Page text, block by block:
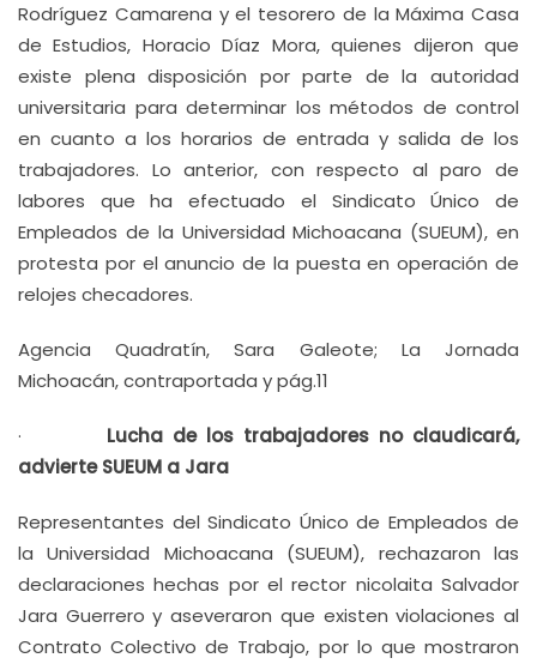
Rodríguez Camarena y el tesorero de la Máxima Casa
de Estudios, Horacio Díaz Mora, quienes dijeron que
existe plena disposición por parte de la autoridad
universitaria para determinar los métodos de control
en cuanto a los horarios de entrada y salida de los
trabajadores. Lo anterior, con respecto al paro de
labores que ha efectuado el Sindicato Único de
Empleados de la Universidad Michoacana (SUEUM), en
protesta por el anuncio de la puesta en operación de
relojes checadores.
Agencia Quadratín, Sara Galeote; La Jornada
Michoacán, contraportada y pág.11
· Lucha de los trabajadores no claudicará,
advierte SUEUM a Jara
Representantes del Sindicato Único de Empleados de
la Universidad Michoacana (SUEUM), rechazaron las
declaraciones hechas por el rector nicolaita Salvador
Jara Guerrero y aseveraron que existen violaciones al
Contrato Colectivo de Trabajo, por lo que mostraron